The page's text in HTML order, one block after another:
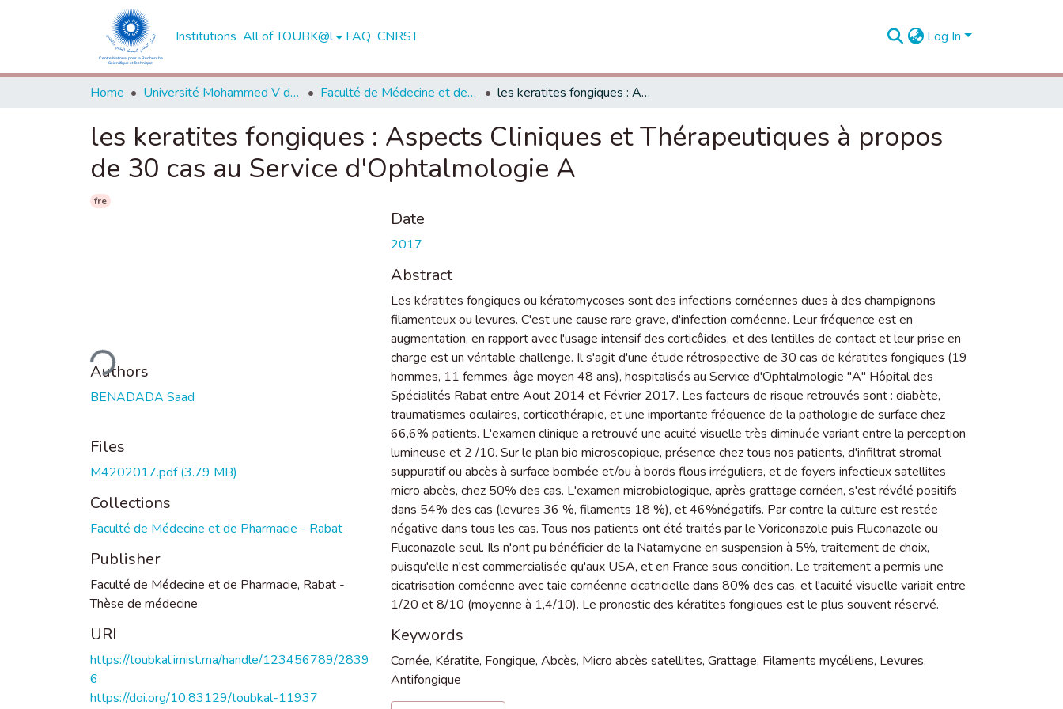
Institutions All of TOUBK@l FAQ CNRST Log In
Home Université Mohammed V de Rabat Faculté de Médecine et de Pharmacie - Rabat les keratites fongiques : Aspects Cliniques et Thérapeutiques à propos de 30 cas au Service d'Ophtalmologie A
les keratites fongiques : Aspects Cliniques et Thérapeutiques à propos
de 30 cas au Service d'Ophtalmologie A
fre
Loading...
Authors
BENADADA Saad
Files
M4202017.pdf(3.79 MB)
Collections
Faculté de Médecine et de Pharmacie - Rabat
Publisher
Faculté de Médecine et de Pharmacie, Rabat -
Thèse de médecine
URI
https://toubkal.imist.ma/handle/123456789/2839
6
https://doi.org/10.83129/toubkal-11937
Date
2017
Abstract
Les kératites fongiques ou kératomycoses sont des infections cornéennes dues à des champignons
filamenteux ou levures. C'est une cause rare grave, d'infection cornéenne. Leur fréquence est en
augmentation, en rapport avec l'usage intensif des corticôides, et des lentilles de contact et leur prise en
charge est un véritable challenge. Il s'agit d'une étude rétrospective de 30 cas de kératites fongiques (19
hommes, 11 femmes, âge moyen 48 ans), hospitalisés au Service d'Ophtalmologie "A" Hôpital des
Spécialités Rabat entre Aout 2014 et Février 2017. Les facteurs de risque retrouvés sont : diabète,
traumatismes oculaires, corticothérapie, et une importante fréquence de la pathologie de surface chez
66,6% patients. L'examen clinique a retrouvé une acuité visuelle très diminuée variant entre la perception
lumineuse et 2 /10. Sur le plan bio microscopique, présence chez tous nos patients, d'infiltrat stromal
suppuratif ou abcès à surface bombée et/ou à bords flous irréguliers, et de foyers infectieux satellites
micro abcès, chez 50% des cas. L'examen microbiologique, après grattage cornéen, s'est révélé positifs
dans 54% des cas (levures 36 %, filaments 18 %), et 46%négatifs. Par contre la culture est restée
négative dans tous les cas. Tous nos patients ont été traités par le Voriconazole puis Fluconazole ou
Fluconazole seul. Ils n'ont pu bénéficier de la Natamycine en suspension à 5%, traitement de choix,
puisqu'elle n'est commercialisée qu'aux USA, et en France sous condition. Le traitement a permis une
cicatrisation cornéenne avec taie cornéenne cicatricielle dans 80% des cas, et l'acuité visuelle variait entre
1/20 et 8/10 (moyenne à 1,4/10). Le pronostic des kératites fongiques est le plus souvent réservé.
Keywords
Cornée, Kératite, Fongique, Abcès, Micro abcès satellites, Grattage, Filaments mycéliens, Levures,
Antifongique